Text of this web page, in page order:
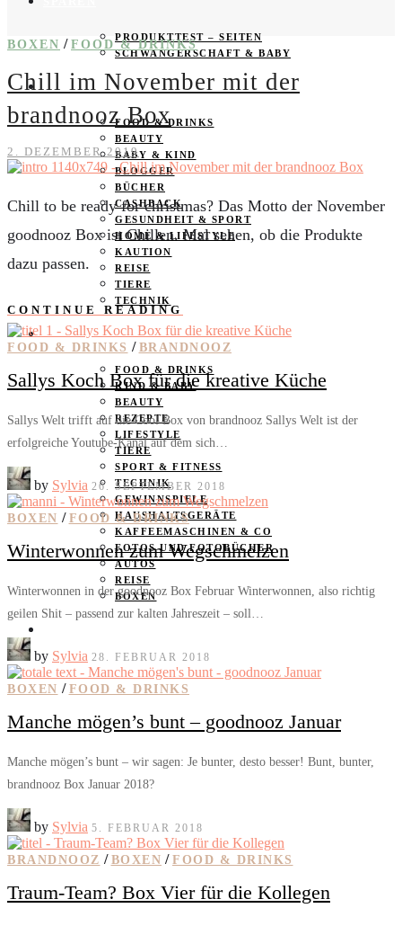
PRODUKTTEST – SEITEN
SCHWANGERSCHAFT & BABY
PRODUKTTESTER GESUCHT
FOOD & DRINKS
BEAUTY
BABY & KIND
BLOGGER
BÜCHER
CASHBACK
GESUNDHEIT & SPORT
HOME & LIFESTYLE
KAUTION
REISE
TIERE
TECHNIK
KATEGORIEN
FOOD & DRINKS
KIND & BABY
BEAUTY
REZEPTE
LIFESTYLE
TIERE
SPORT & FITNESS
TECHNIK
GEWINNSPIELE
HAUSHALTSGERÄTE
KAFFEEMASCHINEN & CO
FOTOS UND FOTOBÜCHER
AUTOS
REISE
BOXEN
BOXEN / FOOD & DRINKS
Chill im November mit der
brandnooz Box
2. DEZEMBER 2019
Chill to be ready for christmas? Das Motto der November
goodnooz Box ist Chillen. Mal sehen, ob die Produkte
dazu passen.
CONTINUE READING
FOOD & DRINKS / BRANDNOOZ
Sallys Koch Box für die kreative Küche
Sallys Welt trifft auf die Cool Box von brandnooz Sallys Welt ist der
erfolgreiche Youtube-Kanal auf dem sich…
by Sylvia 26. SEPTEMBER 2018
BOXEN / FOOD & DRINKS
Winterwonnen zum Wegschmelzen
Winterwonnen in der goodnooz Box Februar Winterwonnen, also richtig
geilen Shit – passend zur kalten Jahreszeit – soll…
by Sylvia 28. FEBRUAR 2018
BOXEN / FOOD & DRINKS
Manche mögen’s bunt – goodnooz Januar
Manche mögen’s bunt – wir sagen: Je bunter, desto besser! Bunt, bunter,
brandnooz Box Januar 2018?
by Sylvia 5. FEBRUAR 2018
BRANDNOOZ / BOXEN / FOOD & DRINKS
Traum-Team? Box Vier für die Kollegen